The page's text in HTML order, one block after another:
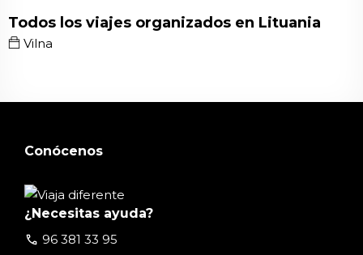
Todos los viajes organizados en Lituania
Vilna
Conócenos
¿Necesitas ayuda?
call 96 381 33 95